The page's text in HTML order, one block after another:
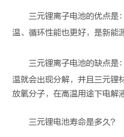
三元锂离子电池的优点是
温、循环性能也更好，是新能
三元锂离子电池的缺点是
温就会出现分解，并且三元锂
放氧分子，在高温用途下电解
三元锂电池寿命是多久？